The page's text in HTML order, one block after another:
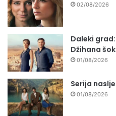
02/08/2026
Daleki
Džihana
01/08/2026
Serija
01/08/2026